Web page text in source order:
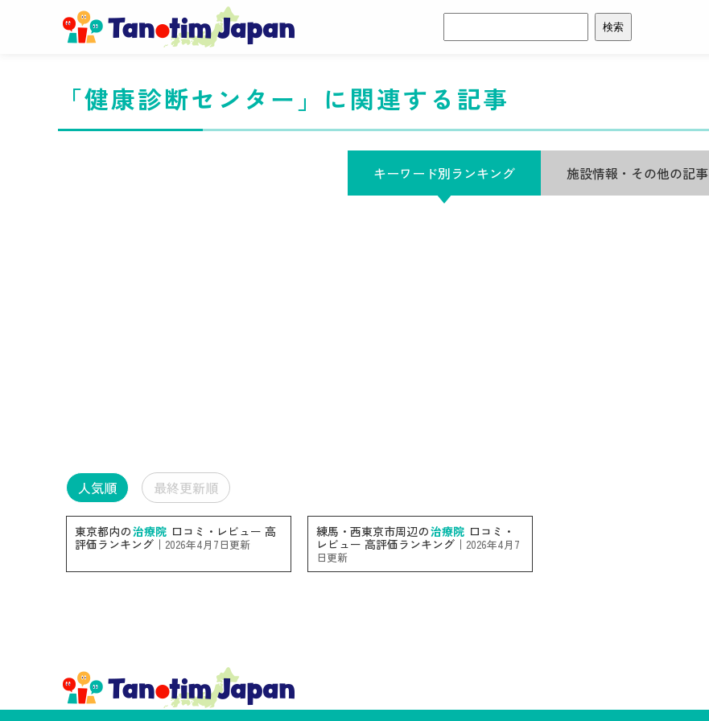
索:
「健康診断センター」に関連する記事
キーワード別ランキング 施設情報・その他の記事
人気順 最終更新順
東京都内の治療院 口コミ・レビュー 高
評価ランキング｜ 2026年4月7日更新
練馬・西東京市周辺の治療院 口コミ・
レビュー 高評価ランキング｜ 2026年4月7
日更新